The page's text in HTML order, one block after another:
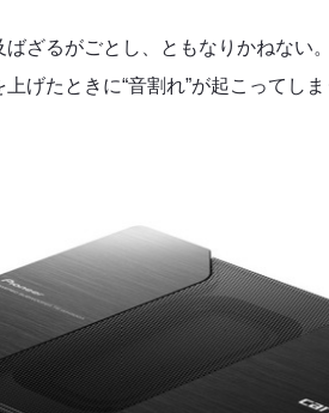
ばざるがごとし、ともなりかねな
げたときに“音割れ”が起こってし